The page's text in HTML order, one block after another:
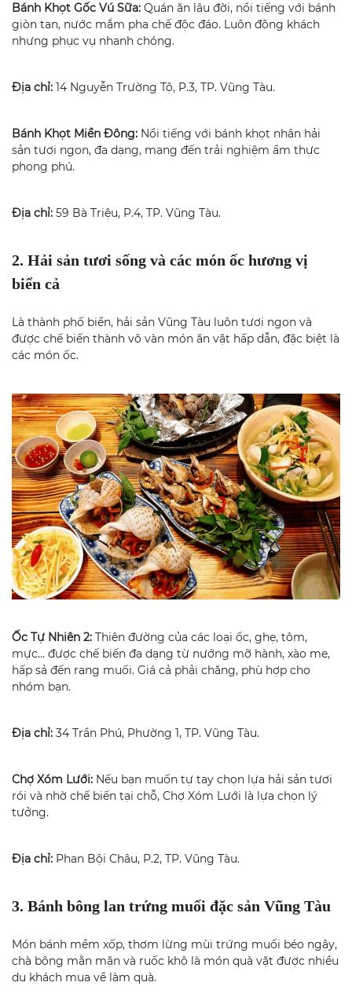
Bánh Khọt Gốc Vú Sữa: Quán ăn lâu đời, nổi tiếng với bánh
giòn tan, nước mắm pha chế độc đáo. Luôn đông khách
nhưng phục vụ nhanh chóng.
Địa chỉ: 14 Nguyễn Trường Tộ, P.3, TP. Vũng Tàu.
Bánh Khọt Miền Đông: Nổi tiếng với bánh khọt nhân hải
sản tươi ngon, đa dạng, mang đến trải nghiệm ẩm thực
phong phú.
Địa chỉ: 59 Bà Triệu, P.4, TP. Vũng Tàu.
2. Hải sản tươi sống và các món ốc hương vị
biển cả
Là thành phố biển, hải sản Vũng Tàu luôn tươi ngon và
được chế biến thành vô vàn món ăn vặt hấp dẫn, đặc biệt là
các món ốc.
Ốc Tự Nhiên 2: Thiên đường của các loại ốc, ghẹ, tôm,
mực… được chế biến đa dạng từ nướng mỡ hành, xào me,
hấp sả đến rang muối. Giá cả phải chăng, phù hợp cho
nhóm bạn.
Địa chỉ: 34 Trần Phú, Phường 1, TP. Vũng Tàu.
Chợ Xóm Lưới: Nếu bạn muốn tự tay chọn lựa hải sản tươi
rói và nhờ chế biến tại chỗ, Chợ Xóm Lưới là lựa chọn lý
tưởng.
Địa chỉ: Phan Bội Châu, P.2, TP. Vũng Tàu.
3. Bánh bông lan trứng muối đặc sản Vũng Tàu
Món bánh mềm xốp, thơm lừng mùi trứng muối béo ngậy,
chà bông mằn mặn và ruốc khô là món quà vặt được nhiều
du khách mua về làm quà.